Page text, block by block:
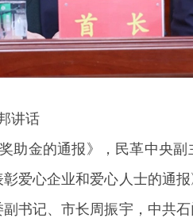
讲话
助金的通报》，民革中央
爱心企业和爱心人士的通
书记、市长周振宇，中共